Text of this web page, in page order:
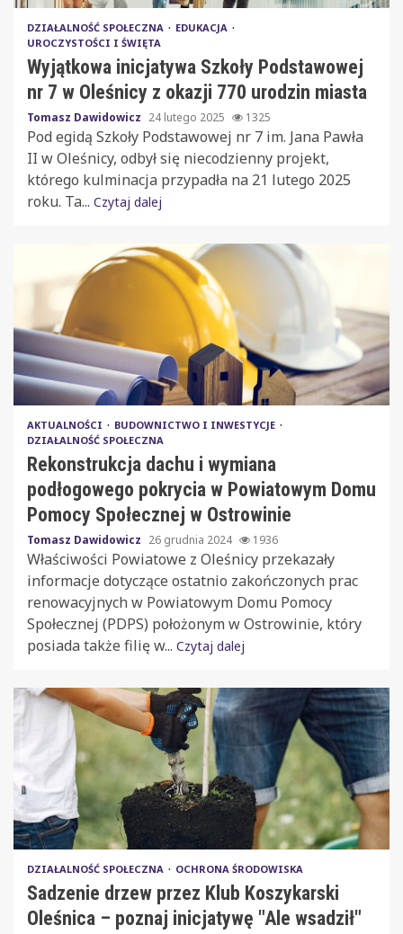
DZIAŁALNOŚĆ SPOŁECZNA
EDUKACJA
UROCZYSTOŚCI I ŚWIĘTA
Wyjątkowa inicjatywa Szkoły Podstawowej
nr 7 w Oleśnicy z okazji 770 urodzin miasta
Tomasz Dawidowicz 24 lutego 2025 1325
Pod egidą Szkoły Podstawowej nr 7 im. Jana Pawła
II w Oleśnicy, odbył się niecodzienny projekt,
którego kulminacja przypadła na 21 lutego 2025
roku. Ta... Czytaj dalej
AKTUALNOŚCI
BUDOWNICTWO I INWESTYCJE
DZIAŁALNOŚĆ SPOŁECZNA
Rekonstrukcja dachu i wymiana
podłogowego pokrycia w Powiatowym Domu
Pomocy Społecznej w Ostrowinie
Tomasz Dawidowicz 26 grudnia 2024 1936
Właściwości Powiatowe z Oleśnicy przekazały
informacje dotyczące ostatnio zakończonych prac
renowacyjnych w Powiatowym Domu Pomocy
Społecznej (PDPS) położonym w Ostrowinie, który
posiada także filię w... Czytaj dalej
DZIAŁALNOŚĆ SPOŁECZNA OCHRONA ŚRODOWISKA
Sadzenie drzew przez Klub Koszykarski
Oleśnica – poznaj inicjatywę "Ale wsadził"